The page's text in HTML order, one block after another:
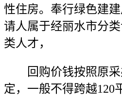
性住房。奉行绿色建
请人属于经丽水市分
类人才，
回购价钱按照原采
定，一般不得跨越120